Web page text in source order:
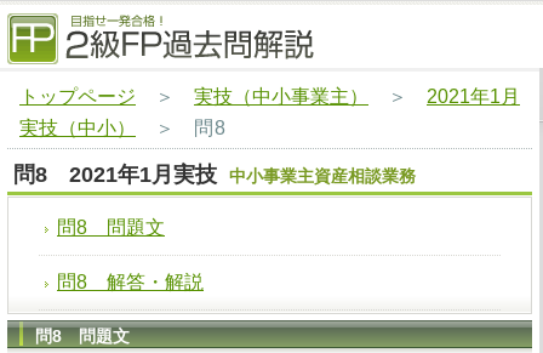
トップページ ＞ 実技（中小事業主） ＞ 2021年1月
実技（中小）
＞ 問8
問8 2021年1月実技 中小事業主資産相談業務
問8 問題文
問8 解答・解説
問8 問題文